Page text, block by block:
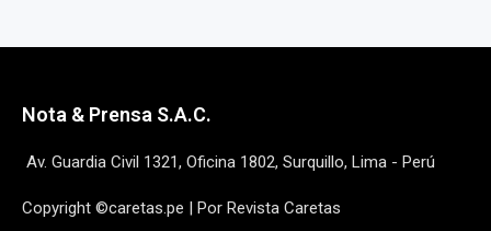
Nota & Prensa S.A.C.
Av. Guardia Civil 1321, Oficina 1802, Surquillo, Lima - Perú
Copyright ©caretas.pe | Por Revista Caretas